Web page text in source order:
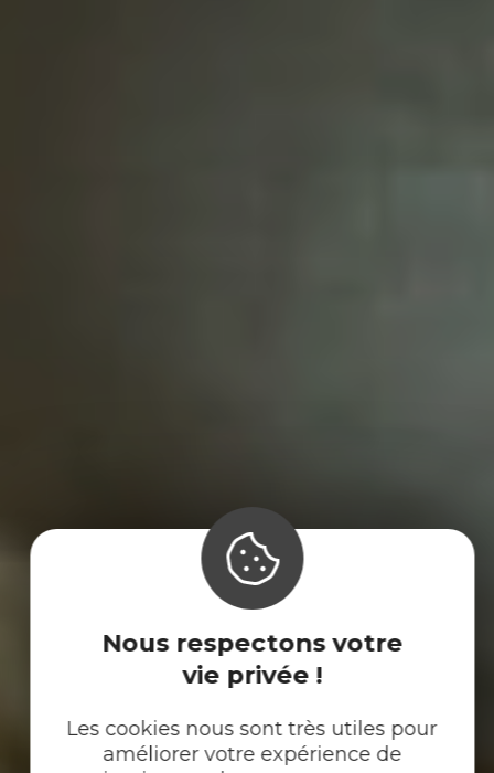
Nous respectons votre
vie privée !
Les cookies nous sont très utiles pour
améliorer votre expérience de